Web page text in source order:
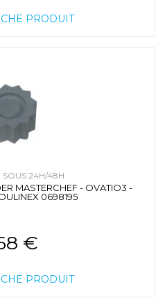
PRODUIT
SOUS 24H/48H
MASTERCHEF - OVATIO3 -
0698195
€
PRODUIT